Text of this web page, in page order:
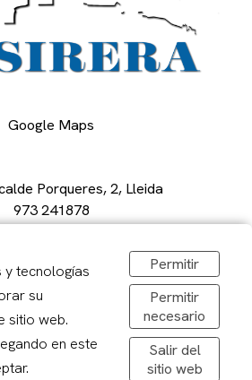
Google Maps
Porqueres, 2, Lleida
973 241878
divendres: 08,30-20,00h
09:00 – 13:00
y tecnologías
su
sitio web.
en este
Permitir
Permitir
necesario
Salir del
sitio web